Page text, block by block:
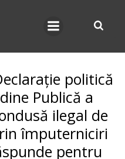
politică
Publică a
ilegal de
împuterniciri
pentru